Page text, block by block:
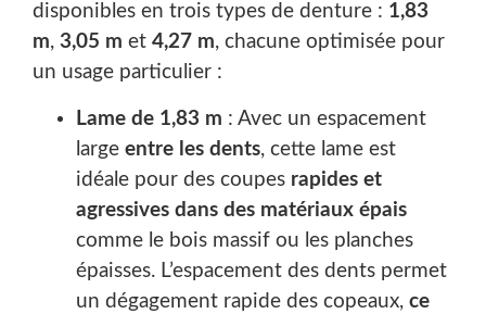
disponibles en trois types de denture : 1,83
m, 3,05 m et 4,27 m, chacune optimisée pour
un usage particulier :
Lame de 1,83 m : Avec un espacement
large entre les dents, cette lame est
idéale pour des coupes rapides et
agressives dans des matériaux épais
comme le bois massif ou les planches
épaisses. L’espacement des dents permet
un dégagement rapide des copeaux, ce